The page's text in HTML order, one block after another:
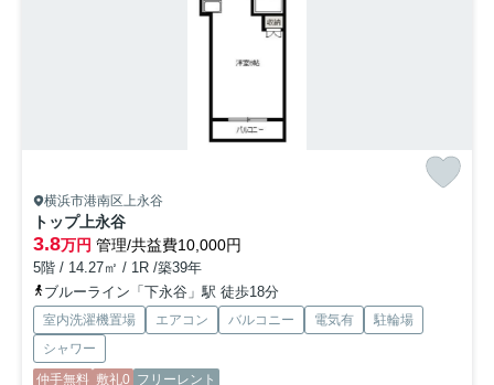
横浜市港南区上永谷
トップ上永谷
3.8万円 管理/共益費10,000円
5階 / 14.27㎡ / 1R /築39年
ブルーライン「下永谷」駅 徒歩18分
室内洗濯機置場 エアコン バルコニー 電気有
駐輪場
シャワー
仲手無料 敷礼0 フリーレント